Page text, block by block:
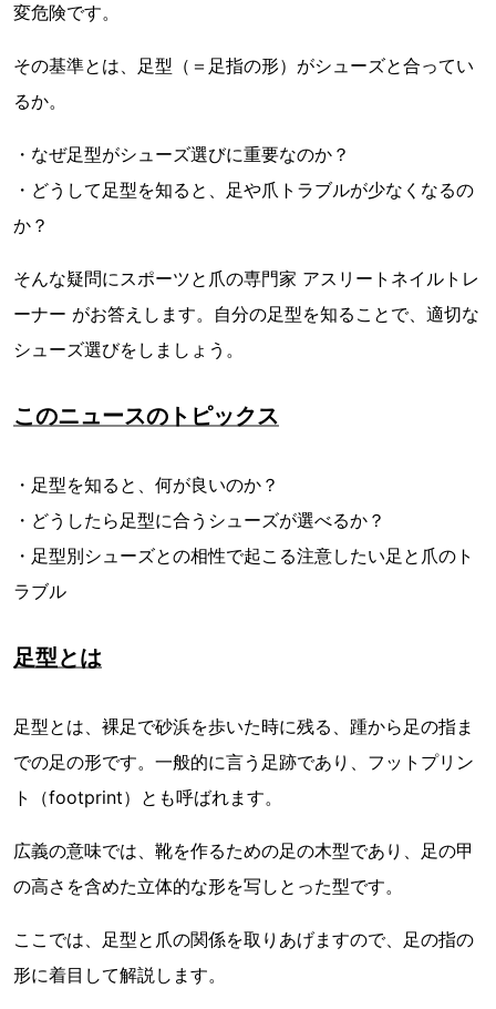
変危険です。
その基準とは、足型（＝足指の形）がシューズと合ってい
るか。
・なぜ足型がシューズ選びに重要なのか？
・どうして足型を知ると、足や爪トラブルが少なくなるの
か？
そんな疑問にスポーツと爪の専門家 アスリートネイルトレ
ーナー がお答えします。自分の足型を知ることで、適切な
シューズ選びをしましょう。
このニュースのトピックス
・足型を知ると、何が良いのか？
・どうしたら足型に合うシューズが選べるか？
・足型別シューズとの相性で起こる注意したい足と爪のト
ラブル
足型とは
足型とは、裸足で砂浜を歩いた時に残る、踵から足の指ま
での足の形です。一般的に言う足跡であり、フットプリン
ト（footprint）とも呼ばれます。
広義の意味では、靴を作るための足の木型であり、足の甲
の高さを含めた立体的な形を写しとった型です。
ここでは、足型と爪の関係を取りあげますので、足の指の
形に着目して解説します。